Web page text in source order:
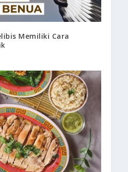
Memiliki Cara